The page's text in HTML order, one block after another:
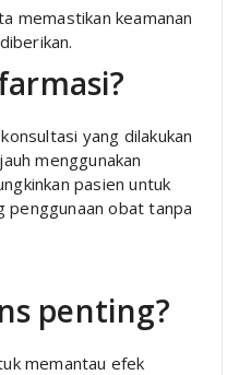
memastikan keamanan
yang dilakukan
menggunakan
pasien untuk
penggunaan obat tanpa
penting?
memantau efek